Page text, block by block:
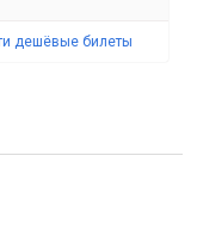
дешёвые билеты